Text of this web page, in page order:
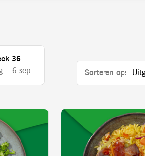
36
- 6 sep.
Sorteren op: